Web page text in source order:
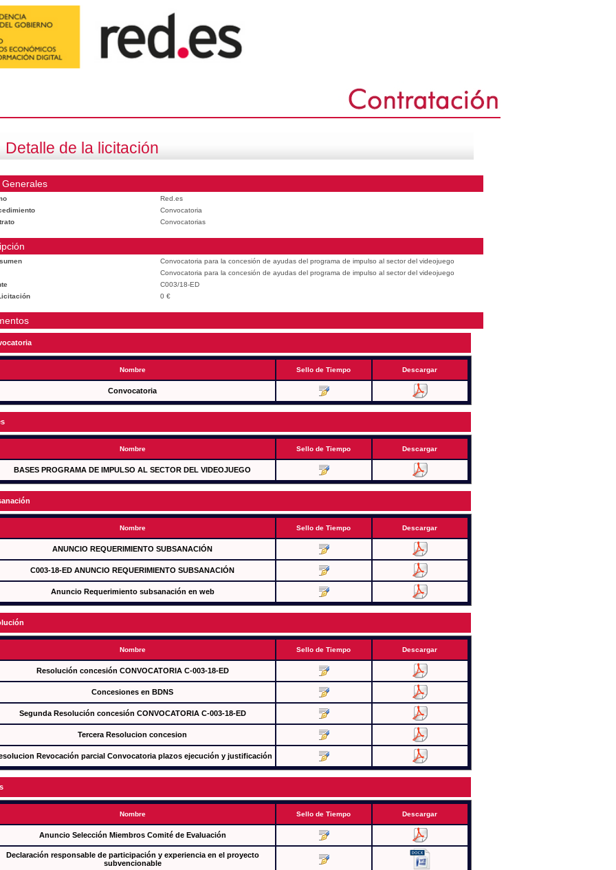
Detalle de la licitación
Red.es
Convocatoria
Convocatorias
Convocatoria para la concesión de ayudas del programa de impulso al sector del videojuego
Convocatoria para la concesión de ayudas del programa de impulso al sector del videojuego
C003/18-ED
0 €
Nombre Sello de Tiempo Descargar
Convocatoria
Nombre Sello de Tiempo Descargar
BASES PROGRAMA DE IMPULSO AL SECTOR DEL VIDEOJUEGO
Nombre Sello de Tiempo Descargar
ANUNCIO REQUERIMIENTO SUBSANACIÓN
C003-18-ED ANUNCIO REQUERIMIENTO SUBSANACIÓN
Anuncio Requerimiento subsanación en web
Nombre Sello de Tiempo Descargar
Resolución concesión CONVOCATORIA C-003-18-ED
Concesiones en BDNS
Segunda Resolución concesión CONVOCATORIA C-003-18-ED
Tercera Resolucion concesion
Revocación parcial Convocatoria plazos ejecución y justificación
Nombre Sello de Tiempo Descargar
Anuncio Selección Miembros Comité de Evaluación
Declaración responsable de participación y experiencia en el proyecto
subvencionable